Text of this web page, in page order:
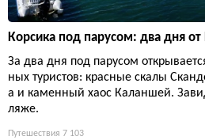
Корсика под парусом: два дня
За два дня под парусом
ных туристов: красные скалы
а и каменный хаос Каланшей.
ляже.
Путешествия 7 103